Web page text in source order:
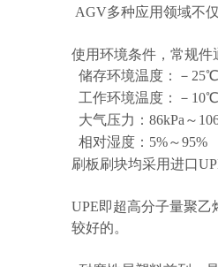
AGV多种应用领域不
使用环境条件，常规件
储存环境温度：－
工作环境温度：－
大气压力：86kPa～
相对湿度：5%～95%
刷板刷块均采用进口
UPE即超高分子量聚
较好的。